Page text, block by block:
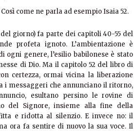
come ne parla ad esempio Isaia 52.
giorno) fa parte dei capitoli 40-55 del
profeta ignoto. L’ambientazione è
genere, l’esilio babilonese è stato
di Dio. Ma il capitolo 52 del libro di
certezza, ormai vicina la liberazione
i messaggeri che annunciano il ritorno,
esultano persino le rovine di
del Signore, insieme alla fine della
e ridotta al silenzio. E invece no: il
ora fa sentire di nuovo la sua voce. Il